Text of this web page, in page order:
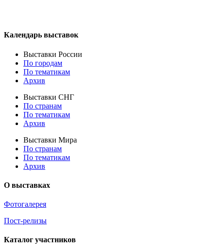
Календарь выставок
Выставки России
По городам
По тематикам
Архив
Выставки СНГ
По странам
По тематикам
Архив
Выставки Мира
По странам
По тематикам
Архив
О выставках
Фотогалерея
Пост-релизы
Каталог участников